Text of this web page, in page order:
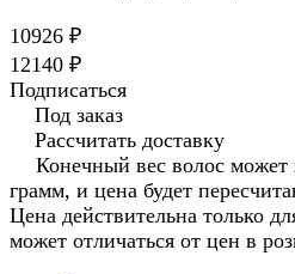
10926 ₽
12140 ₽
Подписаться
Под заказ
Рассчитать доставку
Конечный вес волос может
грамм, и цена будет
Цена действительна только
может отличаться от цен в